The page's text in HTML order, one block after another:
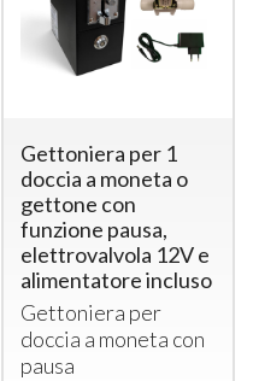
Gettoniera per 1
doccia a moneta o
gettone con
funzione pausa,
elettrovalvola 12V e
alimentatore incluso
Gettoniera per
doccia a moneta con
pausa